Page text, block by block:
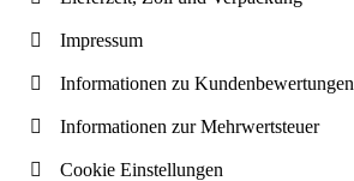
Impressum
Informationen zu Kundenbewertungen
Informationen zur Mehrwertsteuer
Cookie Einstellungen